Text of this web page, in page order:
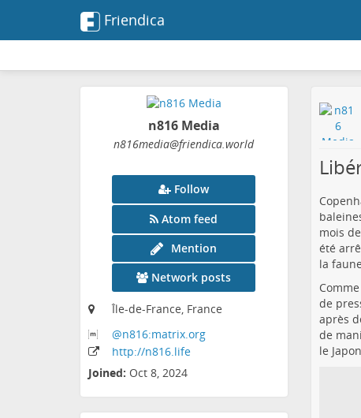
Friendica
n816 Media
n816media@friendica.world
Follow
Atom feed
Mention
Network posts
Île-de-France, France
@n816:matrix.org
http://n816.life
Joined: Oct 8, 2024
mois
été
la
de
après
de
le